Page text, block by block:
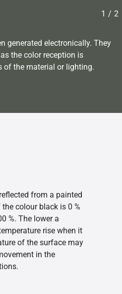
1 / 2
generated electronically. They
the color reception is
of the material or lighting.
from a painted
colour black is 0 %
%. The lower a
rise when it
of the surface may
in the